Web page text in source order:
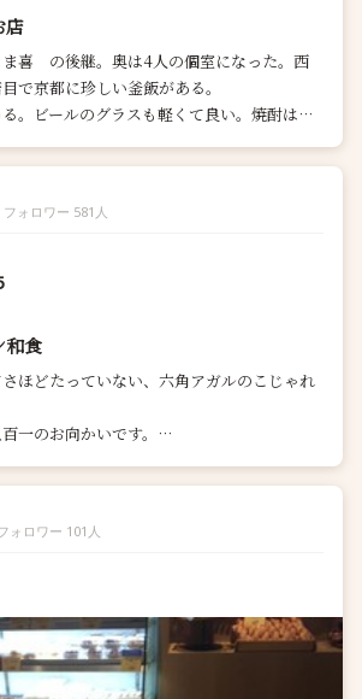
店
喜 の後継。奥は4人の個室になった。西
で京都に珍しい釜飯がある。
。ビールのグラスも軽くて良い。焼酎は焼
フォロワー 581人
和食
ほどたっていない、六角アガルのこじゃれ
一のお向かいです。
系列の店「SOU」が、素敵なカウンターを
ォロワー 101人